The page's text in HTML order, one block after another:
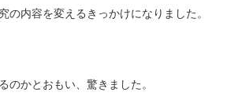
内容を変えるきっかけになりました。
かとおもい、驚きました。